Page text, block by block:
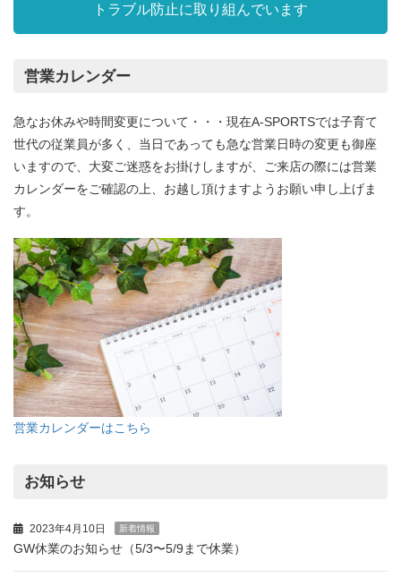
トラブル防止に取り組んでいます
営業カレンダー
急なお休みや時間変更について・・・現在A-SPORTSでは子育て
世代の従業員が多く、当日であっても急な営業日時の変更も御座
いますので、大変ご迷惑をお掛けしますが、ご来店の際には営業
カレンダーをご確認の上、お越し頂けますようお願い申し上げま
す。
営業カレンダーはこちら
お知らせ
2023年4月10日 新着情報
GW休業のお知らせ（5/3〜5/9まで休業）